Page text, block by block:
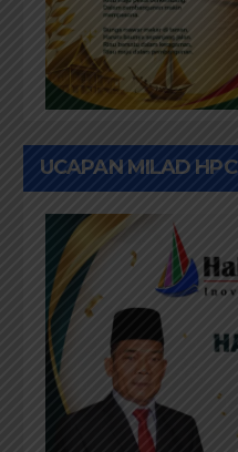
UCAPAN MILAD HPC